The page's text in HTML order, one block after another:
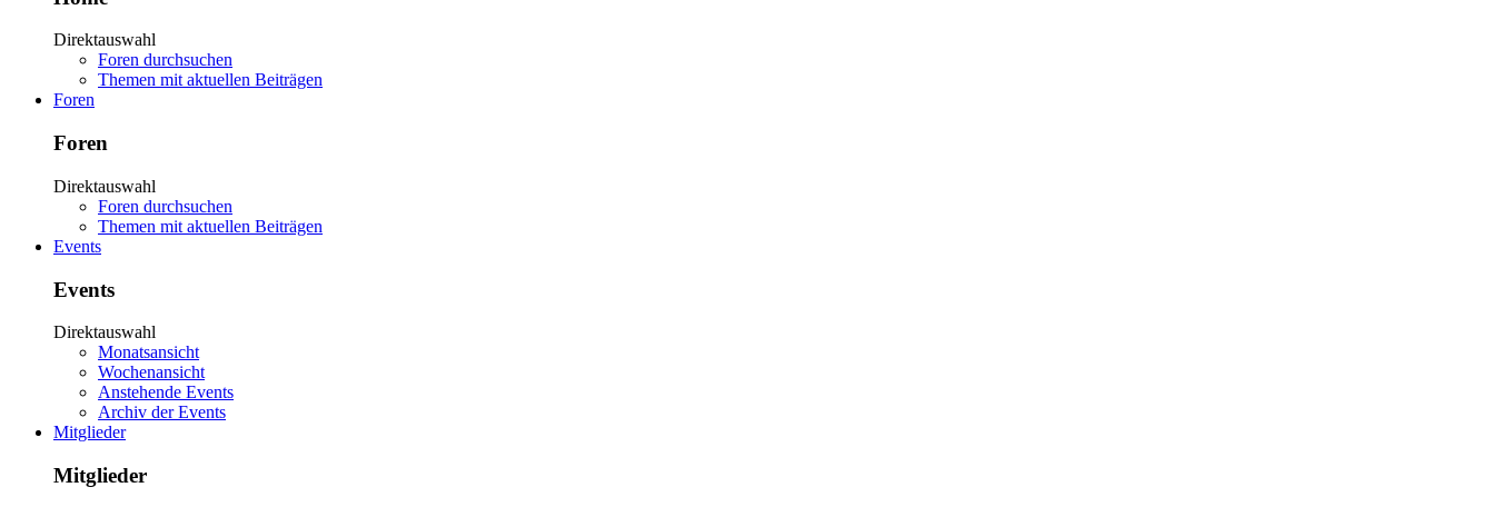
Direktauswahl
Foren durchsuchen
Themen mit aktuellen Beiträgen
Foren
Foren
Direktauswahl
Foren durchsuchen
Themen mit aktuellen Beiträgen
Events
Events
Direktauswahl
Monatsansicht
Wochenansicht
Anstehende Events
Archiv der Events
Mitglieder
Mitglieder